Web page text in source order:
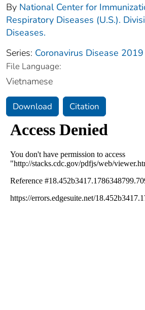
By National Center for
Respiratory Diseases (U.S.).
Diseases.
Series: Coronavirus Disease
File Language:
Vietnamese
Download Citation